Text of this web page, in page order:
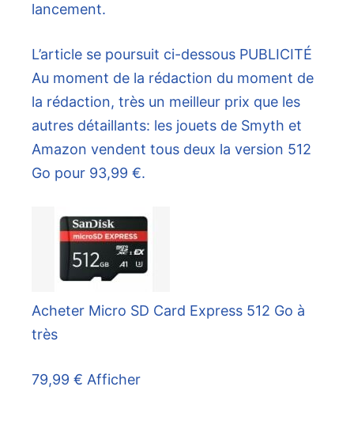
lancement.
L’article se poursuit ci-dessous PUBLICITÉ
Au moment de la rédaction du moment de
la rédaction, très un meilleur prix que les
autres détaillants: les jouets de Smyth et
Amazon vendent tous deux la version 512
Go pour 93,99 €.
Acheter Micro SD Card Express 512 Go à
très
79,99 € Afficher